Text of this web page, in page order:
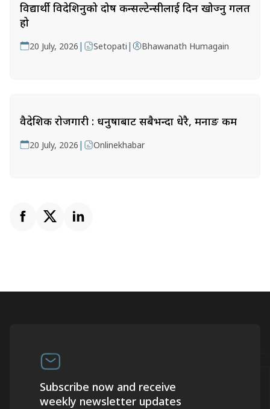
विद्यार्थी विदेशिनुको दोष कन्सल्टेन्सीलाई दिन खोज्नु गलत
हो
20 July, 2026 | Setopati | Bhawanath Humagain
वैदेशिक रोजगारी : धनुषाबाट सबैभन्दा धेरै, मनाङ कम
20 July, 2026 | Onlinekhabar
Subscribe now and receive
weekly newsletter updates